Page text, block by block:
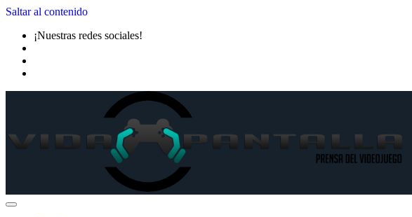
Saltar al contenido
¡Nuestras redes sociales!